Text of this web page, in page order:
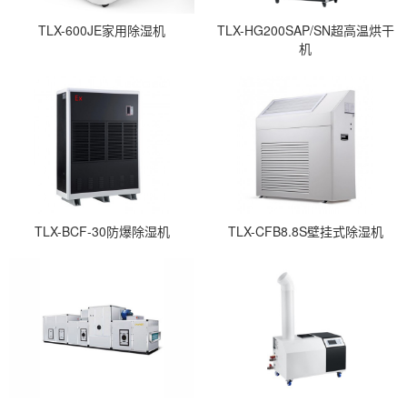
TLX-600JE家用除湿机
TLX-HG200SAP/SN超高温烘干
机
TLX-BCF-30防爆除湿机 TLX-CFB8.8S壁挂式除湿机